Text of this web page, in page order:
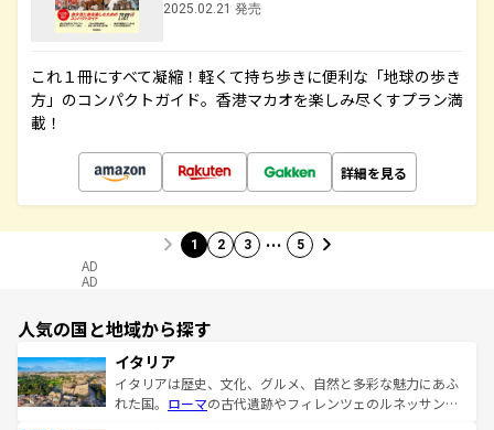
2025.02.21 発売
これ１冊にすべて凝縮！軽くて持ち歩きに便利な「地球の歩き
方」のコンパクトガイド。香港マカオを楽しみ尽くすプラン満
載！
詳細を見る
1 2 3 … 5
AD
AD
人気の国と地域から探す
イタリア
イタリアは歴史、文化、グルメ、自然と多彩な魅力にあふ
れた国。 ローマの古代遺跡やフィレンツェのルネッサンス